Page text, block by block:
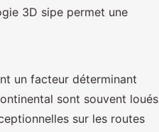
3D sipe permet une
un facteur déterminant
sont souvent loués
sur les routes